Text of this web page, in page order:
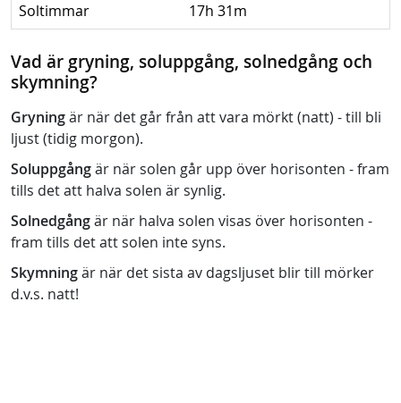
Soltimmar
17h 31m
Vad är gryning, soluppgång, solnedgång och
skymning?
Gryningär när det går från att vara mörkt (natt) - till bli
ljust (tidig morgon).
Soluppgångär när solen går upp över horisonten - fram
tills det att halva solen är synlig.
Solnedgångär när halva solen visas över horisonten -
fram tills det att solen inte syns.
Skymningär när det sista av dagsljuset blir till mörker
d.v.s. natt!